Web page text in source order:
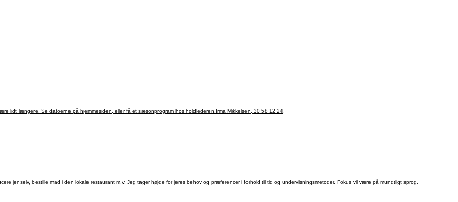
lidt længere. Se datoerne på hjemmesiden, eller få et sæsonprogram hos holdlederen.Irma Mikkelsen, 30 58 12 24,
jer selv, bestille mad i den lokale restaurant m.v. Jeg tager højde for jeres behov og præferencer i forhold til tid og undervisningsmetoder. Fokus vil være på mundtligt sprog.